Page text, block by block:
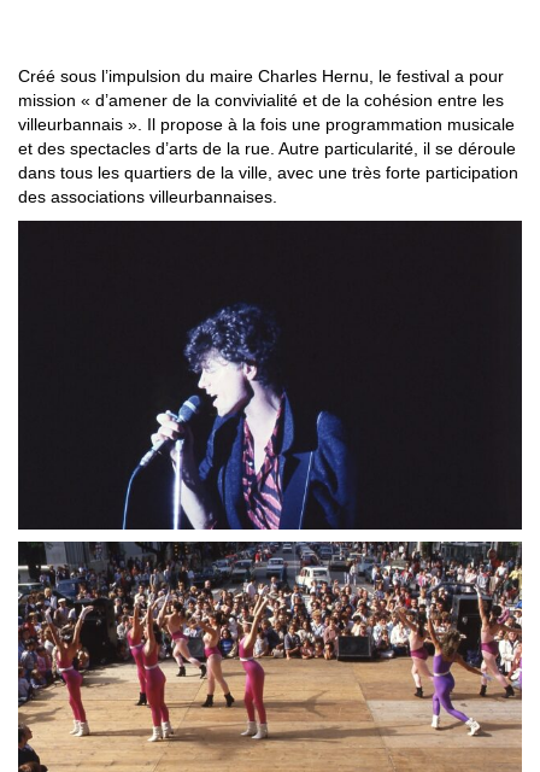
Créé sous l’impulsion du maire Charles Hernu, le festival a pour
mission « d’amener de la convivialité et de la cohésion entre les
villeurbannais ». Il propose à la fois une programmation musicale
et des spectacles d’arts de la rue. Autre particularité, il se déroule
dans tous les quartiers de la ville, avec une très forte participation
des associations villeurbannaises.